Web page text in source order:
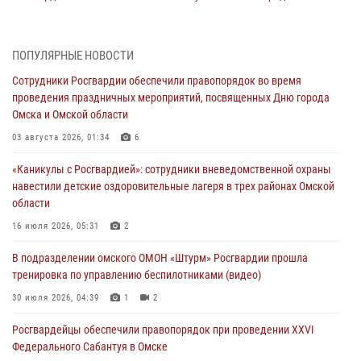
Руси в Омске
28 июля 2026, 01:44
При содействии спецназа Росгвардии пресечены нарушения
27 июля 2026, 07:54
Росгвардия обеспечила правопорядок на концерте группы IOWA в
Омске
При содействии Росгвардии обеспечен правопорядок на XXII
Форуме межрегионального сотрудничества России и Казахстана в
26 июля 2026, 01:40
ПОПУЛЯРНЫЕ НОВОСТИ
Сотрудники Росгвардии обеспечили правопорядок во время
проведения праздничных мероприятий, посвященных Дню города
Омска и Омской области
03 августа 2026, 01:34 6
«Каникулы с Росгвардией»: сотрудники вневедомственной охраны
навестили детские оздоровительные лагеря в трех районах Омской
области
16 июля 2026, 05:31 2
В подразделении омского ОМОН «Штурм» Росгвардии прошла
тренировка по управлению беспилотниками (видео)
30 июля 2026, 04:39 1 2
Росгвардейцы обеcпечили правопорядок при проведении XXVI
Федерального Сабантуя в Омске